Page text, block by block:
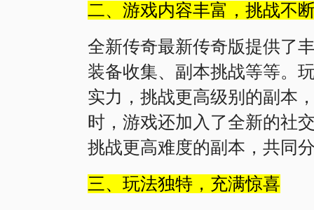
二、游戏内容丰富，挑战不
全新传奇最新传奇版提供了
装备收集、副本挑战等等。
实力，挑战更高级别的副本
时，游戏还加入了全新的社
挑战更高难度的副本，共同
三、玩法独特，充满惊喜